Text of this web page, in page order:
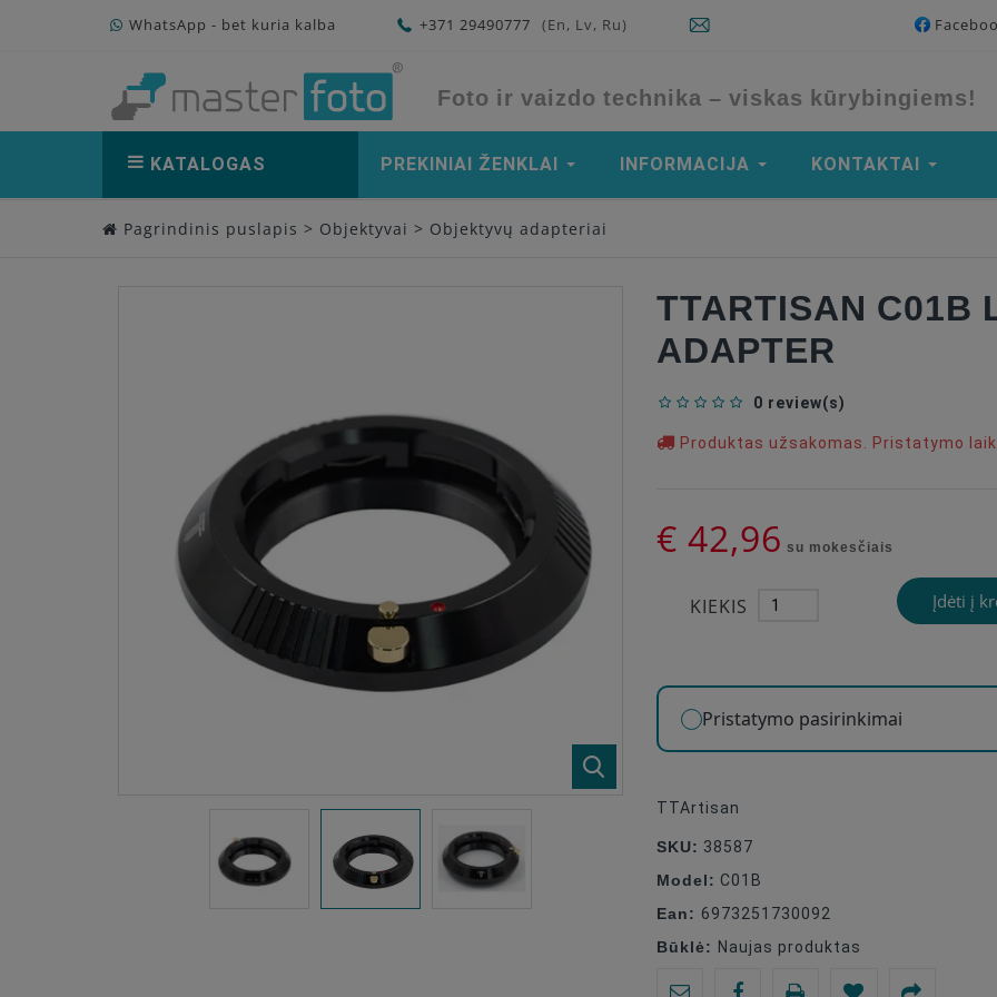
WhatsApp - bet kuria kalba +371 29490777 (En, Lv, Ru)
Foto ir vaizdo technika – viskas kūrybingiems!
KATALOGAS PREKINIAI ŽENKLAI INFORMACIJA KONTAKTAI
Pagrindinis puslapis > Objektyvai > Objektyvų adapteriai
TTARTISAN C01B
ADAPTER
0 review(s)
Produktas užsakomas. Pristatymo
€ 42,96 su mokesčiais
KIEKIS Įdėti į
Pristatymo pasirinkimai
TTArtisan
SKU: 38587
Model: C01B
Ean: 6973251730092
Būklė: Naujas produktas